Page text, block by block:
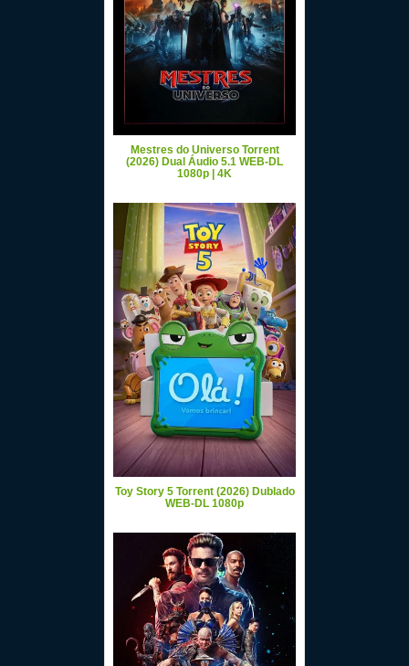
Mestres do Universo Torrent
(2026) Dual Áudio 5.1 WEB-DL
1080p | 4K
Toy Story 5 Torrent (2026) Dublado
WEB-DL 1080p